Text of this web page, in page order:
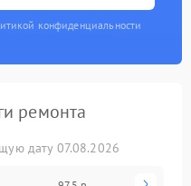
конфиденциальности
ремонта
дату 07.08.2026